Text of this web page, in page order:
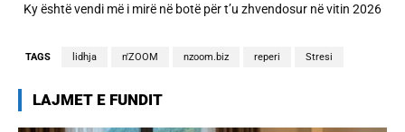
A është prishur miqësia mes Selin dhe Kristit? Veprimi i fundit i ish-
TAGS lidhja n'ZOOM nzoom.biz reperi Stresi
LAJMET E FUNDIT